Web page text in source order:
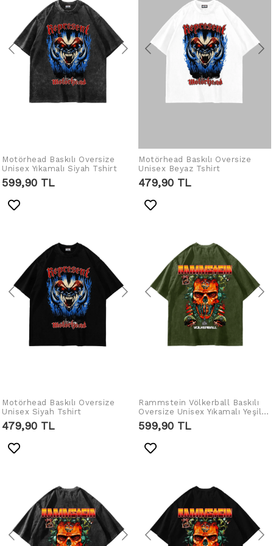
IN DEN WARENKORB
LEGEN
Motörhead Baskılı Oversize
Unisex Yıkamalı Siyah Tshirt
599,90 TL
IN DEN WARENKORB
LEGEN
Motörhead Baskılı Oversize
Unisex Beyaz Tshirt
479,90 TL
IN DEN WARENKORB
LEGEN
Motörhead Baskılı Oversize
Unisex Siyah Tshirt
479,90 TL
IN DEN WARENKORB
LEGEN
Rammstein Völkerball Baskılı
Oversize Unisex Yıkamalı Yeşil
Tshirt
599,90 TL